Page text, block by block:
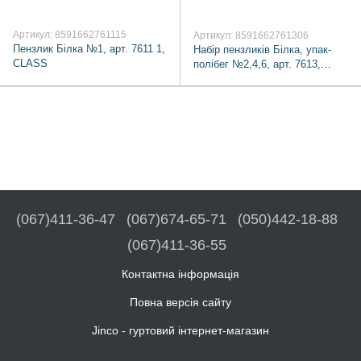
Артикул: 8591662761115
Пензлик Білка №1, арт. 7611 1,
CLASS
Артикул: 8591662761306
Набір пензликів Білка, упак-
полібег №2,4,6, арт. 7613,
(067)411-36-47 (067)674-65-71
(050)442-18-88
(067)411-36-55
Контактна інформація
Повна версія сайту
Jinco - гуртовий інтернет-магазин